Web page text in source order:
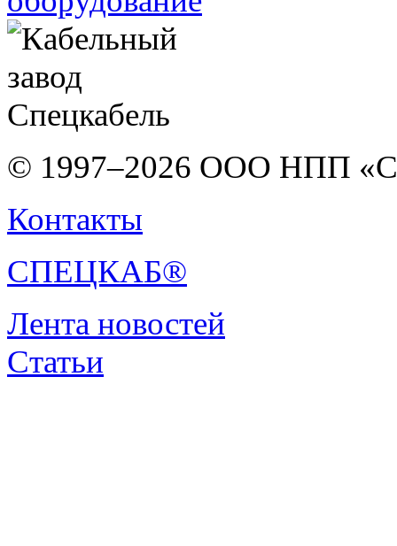
© 1997–2026 ООО НПП
Контакты
СПЕЦКАБ®
Лента новостей
Статьи